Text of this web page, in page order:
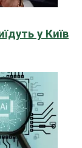
у Київ